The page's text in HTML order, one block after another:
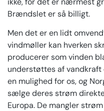
Brændslet er så billigt.
Men det er en lidt
vindmøller kan hverken
producerer som vinden
understøttes af vandkraft
en mulighed for os, og
sælge deres strøm
Europa. De mangler